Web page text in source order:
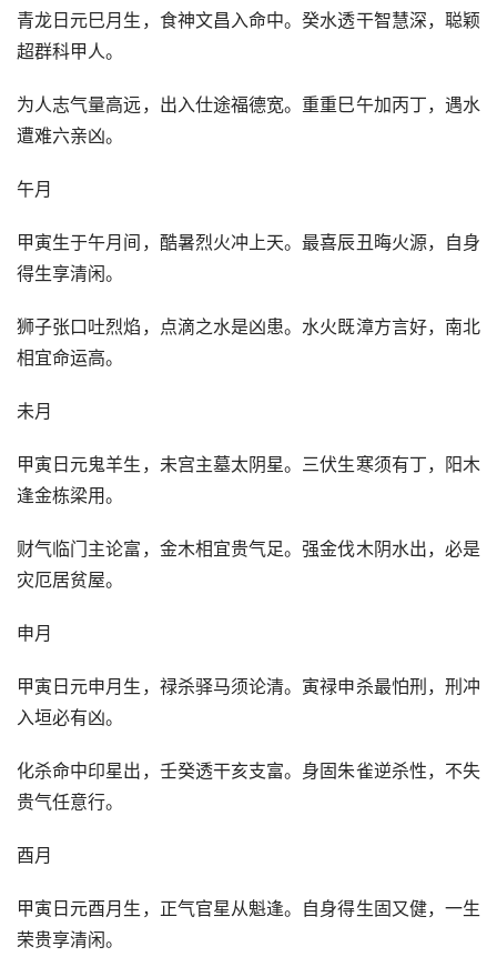
青龙日元巳月生，食神文昌入命中。癸水透干智慧深，聪颖
超群科甲人。
为人志气量高远，出入仕途福德宽。重重巳午加丙丁，遇水
遭难六亲凶。
午月
甲寅生于午月间，酷暑烈火冲上天。最喜辰丑晦火源，自身
得生享清闲。
狮子张口吐烈焰，点滴之水是凶患。水火既漳方言好，南北
相宜命运高。
未月
甲寅日元鬼羊生，未宫主墓太阴星。三伏生寒须有丁，阳木
逢金栋梁用。
财气临门主论富，金木相宜贵气足。强金伐木阴水出，必是
灾厄居贫屋。
申月
甲寅日元申月生，禄杀驿马须论清。寅禄申杀最怕刑，刑冲
入垣必有凶。
化杀命中印星出，壬癸透干亥支富。身固朱雀逆杀性，不失
贵气任意行。
酉月
甲寅日元酉月生，正气官星从魁逢。自身得生固又健，一生
荣贵享清闲。